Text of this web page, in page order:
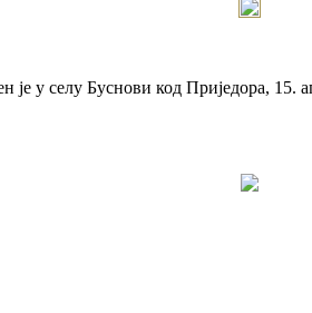
у селу Буснови код Приједора, 15.